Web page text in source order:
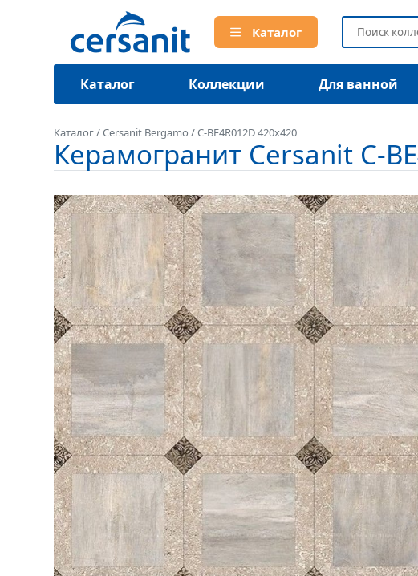
Каталог
Каталог Коллекции Для ванной
Каталог/Cersanit Bergamo /C-BE4R012D 420x420
Керамогранит Cersanit C-